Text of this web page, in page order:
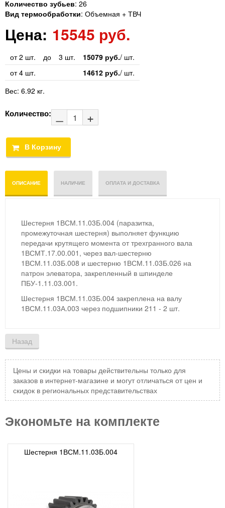
Количество зубьев: 26
Вид термообработки: Объемная + ТВЧ
Цена: 15545 руб.
от 2 шт. до 3 шт. 15079 руб./ шт.
от 4 шт.
14612 руб./ шт.
Вес: 6.92 кг.
Количество:
ОПИСАНИЕ НАЛИЧИЕ ОПЛАТА И ДОСТАВКА
Шестерня 1ВСМ.11.03Б.004 (паразитка,
промежуточная шестерня) выполняет функцию
передачи крутящего момента от трехгранного вала
1ВСМТ.17.00.001, через вал-шестерню
1ВСМ.11.03Б.008 и шестерню 1ВСМ.11.03Б.026 на
патрон элеватора, закрепленный в шпинделе
ПБУ-1.11.03.001.
Шестерня 1ВСМ.11.03Б.004 закреплена на валу
1ВСМ.11.03А.003 через подшипники 211 - 2 шт.
Цены и скидки на товары действительны только для
заказов в интернет-магазине и могут отличаться от цен и
скидок в региональных представительствах
Экономьте на комплекте
Шестерня 1ВСМ.11.03Б.004